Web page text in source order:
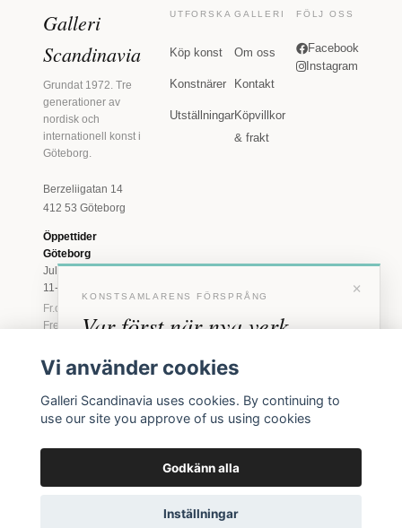
Galleri
Scandinavia
Grundat 1972. Tre
generationer av
nordisk och
internationell konst i
Göteborg.
Berzeliigatan 14
412 53 Göteborg
Öppettider
Göteborg
Juli: Tis 11-18 · Lör
11-16
Fr.o.m. augusti: Tis-
Fre 11-18 · Lör 11-
Marstrand
2026
Tis-Fre 11-18 ·
UTFORSKA
Köp konst
Konstnärer
Utställningar
GALLERI
Om oss
Kontakt
Köpvillkor
& frakt
FÖLJ OSS
Facebook
Instagram
×
KONSTSAMLARENS FÖRSPRÅNG
Var först när nya verk
anländer
inbjudningar till vernissage, innan vi annonserar
offentligt.
Inga erbjudanden. Bara konst som faktiskt säljs.
Vi använder cookies
Galleri Scandinavia uses cookies. By continuing to
use our site you approve of us using cookies
Godkänn alla
Inställningar